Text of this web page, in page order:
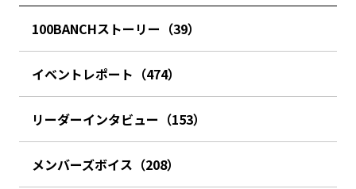
100BANCHストーリー（39）
イベントレポート（474）
リーダーインタビュー（153）
メンバーズボイス（208）